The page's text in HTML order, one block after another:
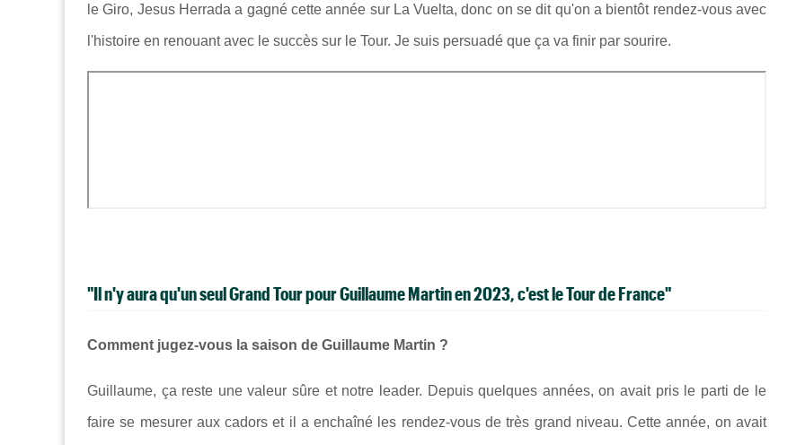
le Giro, Jesus Herrada a gagné cette année sur La Vuelta, donc on se dit qu'on a bientôt rendez-vous avec
l'histoire en renouant avec le succès sur le Tour. Je suis persuadé que ça va finir par sourire.
"Il n'y aura qu'un seul Grand Tour pour Guillaume Martin en 2023, c'est le Tour de France"
Comment jugez-vous la saison de Guillaume Martin ?
Guillaume, ça reste une valeur sûre et notre leader. Depuis quelques années, on avait pris le parti de le
faire se mesurer aux cadors et il a enchaîné les rendez-vous de très grand niveau. Cette année, on avait